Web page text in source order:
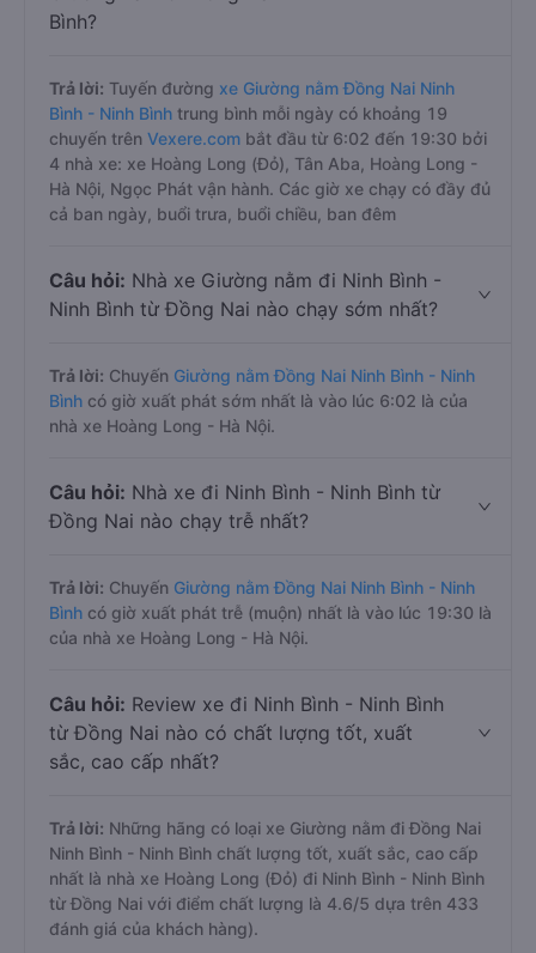
Bình?
Trả lời: Tuyến đường xe Giường nằm Đồng Nai Ninh
Bình - Ninh Bình trung bình mỗi ngày có khoảng 19
chuyến trên Vexere.com bắt đầu từ 6:02 đến 19:30 bởi
4 nhà xe: xe Hoàng Long (Đỏ), Tân Aba, Hoàng Long -
Hà Nội, Ngọc Phát vận hành. Các giờ xe chạy có đầy đủ
cả ban ngày, buổi trưa, buổi chiều, ban đêm
Câu hỏi: Nhà xe Giường nằm đi Ninh Bình -
Ninh Bình từ Đồng Nai nào chạy sớm nhất?
Trả lời: Chuyến Giường nằm Đồng Nai Ninh Bình - Ninh
Bình có giờ xuất phát sớm nhất là vào lúc 6:02 là của
nhà xe Hoàng Long - Hà Nội.
Câu hỏi: Nhà xe đi Ninh Bình - Ninh Bình từ
Đồng Nai nào chạy trễ nhất?
Trả lời: Chuyến Giường nằm Đồng Nai Ninh Bình - Ninh
Bình có giờ xuất phát trễ (muộn) nhất là vào lúc 19:30 là
của nhà xe Hoàng Long - Hà Nội.
Câu hỏi: Review xe đi Ninh Bình - Ninh Bình
từ Đồng Nai nào có chất lượng tốt, xuất
sắc, cao cấp nhất?
Trả lời: Những hãng có loại xe Giường nằm đi Đồng Nai
Ninh Bình - Ninh Bình chất lượng tốt, xuất sắc, cao cấp
nhất là nhà xe Hoàng Long (Đỏ) đi Ninh Bình - Ninh Bình
từ Đồng Nai với điểm chất lượng là 4.6/5 dựa trên 433
đánh giá của khách hàng).